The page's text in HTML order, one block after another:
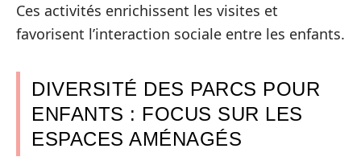
Ces activités enrichissent les visites et
favorisent l’interaction sociale entre les enfants.
DIVERSITÉ DES PARCS POUR
ENFANTS : FOCUS SUR LES
ESPACES AMÉNAGÉS